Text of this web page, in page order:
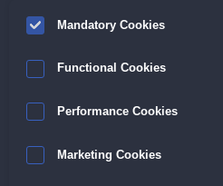
um 13:03
aufgemacht, aber für
Sammleredition
um 14:36
habe ich gleich mein Freispiel
Mandatory Cookies
Functional Cookies
Performance Cookies
Marketing Cookies